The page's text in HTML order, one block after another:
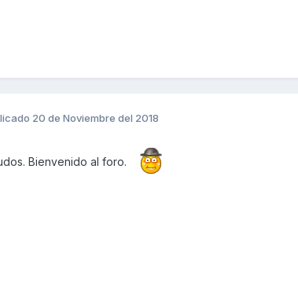
20 de Noviembre del 2018
Bienvenido al foro.